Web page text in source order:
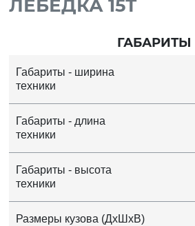
ЛЕБЕДКА 15Т
ГАБАРИТЫ
Габариты - ширина
техники
Габариты - длина
техники
Габариты - высота
техники
Размеры кузова (ДхШхВ)